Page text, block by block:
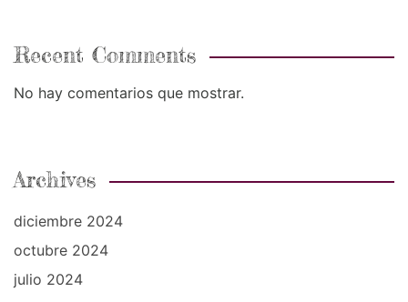
Recent Comments
No hay comentarios que mostrar.
Archives
diciembre 2024
octubre 2024
julio 2024